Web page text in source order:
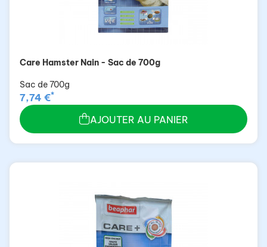
Care Hamster Nain - Sac de 700g
Sac de 700g
7,74 €*
AJOUTER AU PANIER